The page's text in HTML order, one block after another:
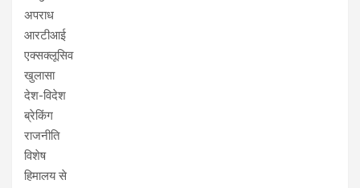
अपराध
आरटीआई
एक्सक्लूसिव
खुलासा
देश-विदेश
ब्रेकिंग
राजनीति
विशेष
हिमालय से